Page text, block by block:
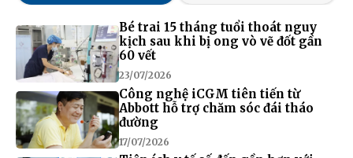
Bé trai 15 tháng tuổi thoát nguy
kịch sau khi bị ong vò vẽ đốt gần
60 vết
23/07/2026
Công nghệ iCGM tiên tiến từ
Abbott hỗ trợ chăm sóc đái tháo
đường
17/07/2026